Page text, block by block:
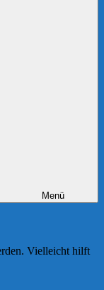
Menü
Vielleicht hilft